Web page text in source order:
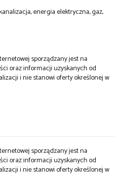
energia elektryczna, gaz,
sporządzany jest na
oraz informacji uzyskanych od
i nie stanowi oferty określonej w
sporządzany jest na
oraz informacji uzyskanych od
i nie stanowi oferty określonej w